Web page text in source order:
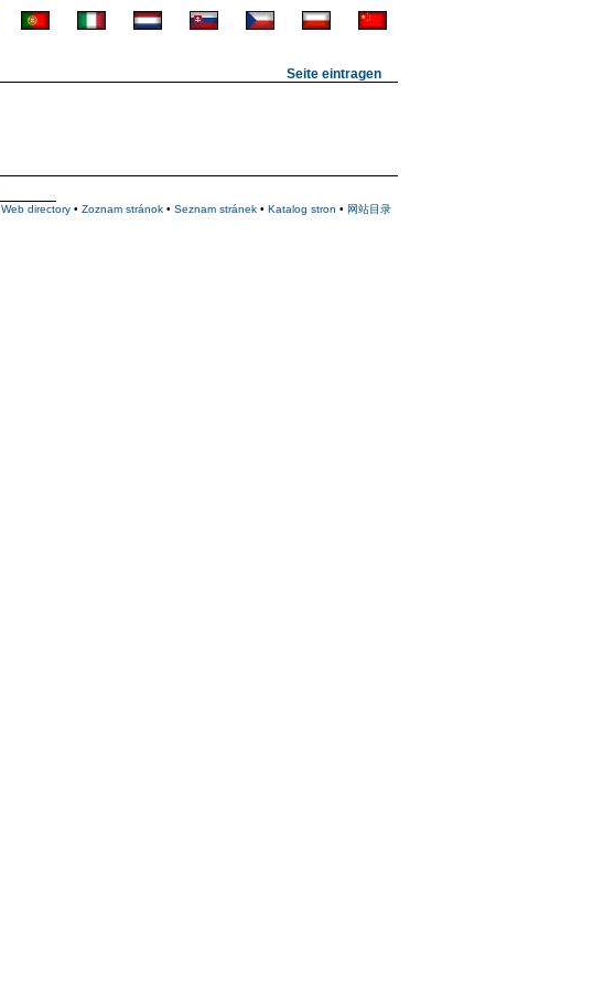
Seite eintragen
Web directory • Zoznam stránok • Seznam stránek • Katalog stron • 网站目录